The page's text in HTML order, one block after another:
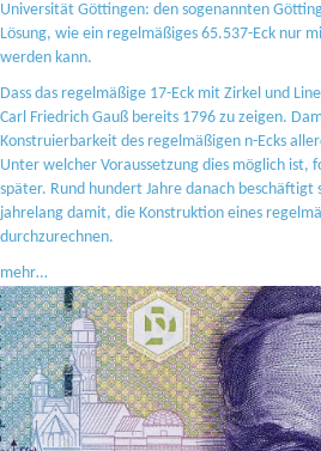
Universität Göttingen: den sogenannten
Lösung, wie ein regelmäßiges 65.537-Eck nur
werden kann.
Dass das regelmäßige 17-Eck mit Zirkel und
Carl Friedrich Gauß bereits 1796 zu zeigen.
Konstruierbarkeit des regelmäßigen n-Ecks
Unter welcher Voraussetzung dies möglich ist,
später. Rund hundert Jahre danach beschäftigt
jahrelang damit, die Konstruktion eines
durchzurechnen.
mehr…